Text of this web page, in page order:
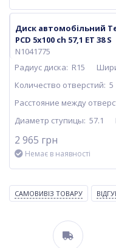
Диск автомобільний
PCD 5x100 ch 57,1 ET 38 S
N1041775
Радиус диска: R15
Количество отверстий: 5
Расстояние между
Диаметр ступицы: 57.1
2 965 грн
Немає в наявності
САМОВИВІЗ ТОВАРУ